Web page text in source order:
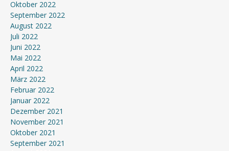
Oktober 2022
September 2022
August 2022
Juli 2022
Juni 2022
Mai 2022
April 2022
März 2022
Februar 2022
Januar 2022
Dezember 2021
November 2021
Oktober 2021
September 2021